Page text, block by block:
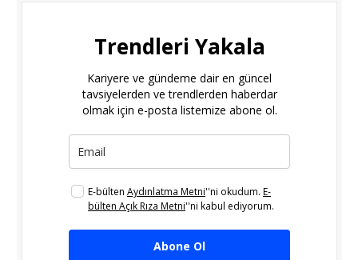
Trendleri Yakala
Kariyere ve gündeme dair en güncel
tavsiyelerden ve trendlerden haberdar
olmak için e-posta listemize abone ol.
E-bülten Aydınlatma Metni''ni okudum. E-
bülten Açık Rıza Metni''ni kabul ediyorum.
Abone Ol